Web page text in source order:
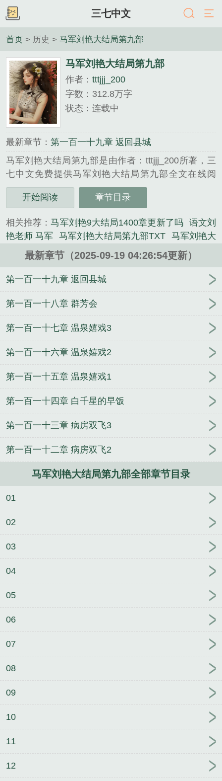
三七中文
首页 > 历史 > 马军刘艳大结局第九部
马军刘艳大结局第九部
作者： tttjjj_200
字数：312.8万字
状态：连载中
最新章节： 第一百一十九章 返回县城
马军刘艳大结局第九部是由作者：tttjjj_200所著，三
七中文免费提供马军刘艳大结局第九部全文在线阅
读。
三秒记住本站：三七中文 网址：www.237zw.com...
史类小说。
开始阅读 章节目录
相关推荐：马军刘艳9大结局1400章更新了吗
语文刘
艳老师 马军
马军刘艳大结局第九部TXT
马军刘艳大
结局第九部叫什么 马军刘艳9部最新章节的阅读建
百度马艳军出生年月
马军刘艳大结局第九部蓝
萍 马军刘艳大结局第九部第一版主
马军刘艳大结局
刘艳大结局第九部1400章
马军刘艳大
结局第九部续写
马军刘艳大结局第九部视频
马军刘
大结局第九部手机第一版主
马军刘艳大结局第九部
第一版住
老师刘燕 马军
马军刘艳大结局第九部第
一
马军刘艳大结局第九部笔趣阁无弹窗
马军刘艳大
结局第九部140 刘艳马军大结局全集
马军刘艳大结
月by车厘崽 马军刘艳大结局第三部
撩月by车厘崽笔
体，绝嗣帝王太缠人 蜜茶by车厘崽未删减版
你吃饭
笔趣阁无弹窗 来尝一尝by车厘崽 马军刘艳大结局第
蜜茶by车厘崽
你吃
饭没有by车厘崽未删减版
马军刘艳大结局第四部笔
来尝一尝by车厘
崽未删减版
来
最新章节（2025-09-19 04:26:54更新）
第一百一十九章 返回县城
第一百一十八章 群芳会
第一百一十七章 温泉嬉戏3
第一百一十六章 温泉嬉戏2
第一百一十五章 温泉嬉戏1
第一百一十四章 白千星的早饭
第一百一十三章 病房双飞3
第一百一十二章 病房双飞2
马军刘艳大结局第九部全部章节目录
01
02
03
04
05
06
07
08
09
10
11
12